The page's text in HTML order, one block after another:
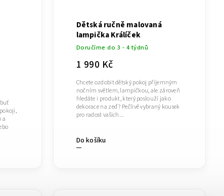
a
Dětská ručně malovaná
lampička Králíček
Doručíme do 3 - 4 týdnů
1 990 Kč
Do košíku
Chcete ozdobit dětský pokoj příjemným
nočním světlem, lampičkou, ale zároveň
hledáte i produkt, který poslouží jako
dekorace na zeď ? Pečlivě vybraný kousek
pro radost vašich...